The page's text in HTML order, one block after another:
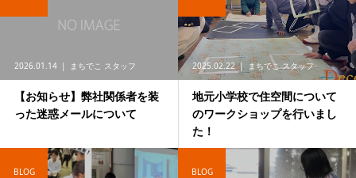
2026.01.14 まちでこ スタッフ
【お知らせ】弊社関係者を装
った迷惑メールについて
2025.02.22 まちでこ スタッフ
地元小学校で住空間について
のワークショップを行いまし
た！
BLOG BLOG